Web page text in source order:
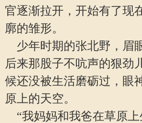
官逐渐拉开，开始有了现
廓的雏形。
少年时期的张北野，眉
后来那股子不吭声的狠劲
候还没被生活磨砺过，眼
原上的天空。
“我妈妈和我爸在草原上